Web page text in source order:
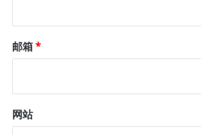
邮箱*
网站